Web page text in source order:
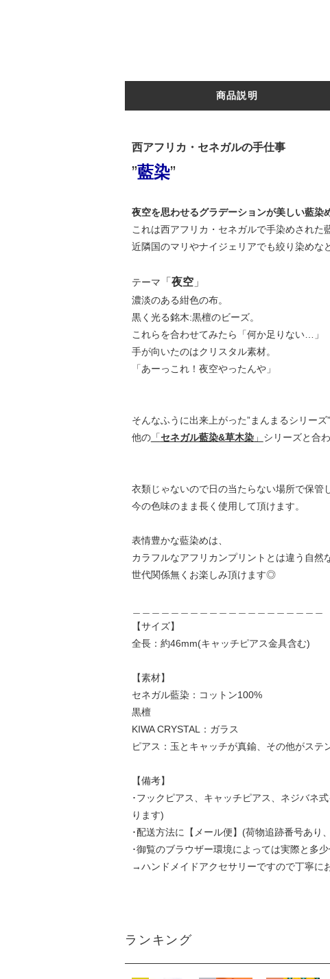
商品説明
西アフリカ・セネガルの手仕事
”藍染”
夜空を思わせるグラデーションが美しい藍染
これは西アフリカ・セネガルで手染めされた
近隣国のマリやナイジェリアでも絞り染めな
テーマ 「 夜空」
濃淡のある紺色の布。
黒く光る銘木:黒檀のビーズ。
これらを合わせてみたら「何か足りない…」
手が向いたのはクリスタル素材。
「あーっこれ！夜空やったんや」
そんなふうに出来上がった”まんまるシリーズ
他の「セネガル藍染&草木染」 シリーズと合
衣類じゃないので日の当たらない場所で保管
今の色味のまま長く使用して頂けます。
表情豊かな藍染めは、
カラフルなアフリカンプリントとは違う自然
世代関係無くお楽しみ頂けます◎
【サイズ】
全長：約46mm(キャッチピアス金具含む)
【素材】
セネガル藍染：コットン100%
黒檀
KIWA CRYSTAL：ガラス
ピアス：玉とキャッチが真鍮、その他がステ
【備考】
･フックピアス、キャッチピアス、ネジバネ
ります)
･配送方法に【メール便】(荷物追跡番号あり
･御覧のブラウザー環境によっては実際と多
→ハンドメイドアクセサリーですので丁寧に
ランキング